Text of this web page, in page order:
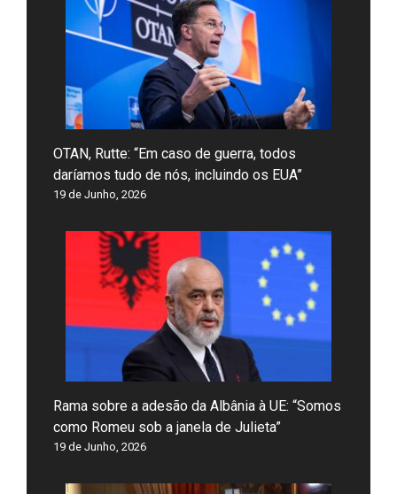
OTAN, Rutte: “Em caso de guerra, todos
daríamos tudo de nós, incluindo os EUA”
19 de Junho, 2026
Rama sobre a adesão da Albânia à UE: “Somos
como Romeu sob a janela de Julieta”
19 de Junho, 2026